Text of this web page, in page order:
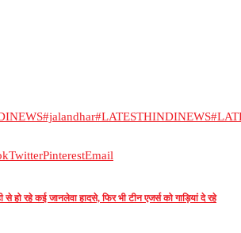
#jalandhar#LATESTHINDINEWS
TwitterPinterestEmail
से हो रहे कई जानलेवा हादसे, फिर भी टीन एजर्स को गाड़ियां दे रहे